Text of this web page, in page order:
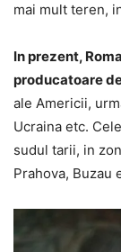
mai mult teren,
In prezent,
producatoare
ale Americii,
Ucraina etc.
sudul tarii, in
Prahova, Buzau